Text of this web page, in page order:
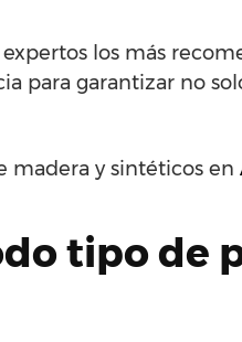
los más
para garantizar no
madera y sintéticos en
tipo de